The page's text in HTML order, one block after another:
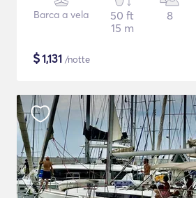
Barca a vela
50 ft
15 m
8
$1,131 /notte